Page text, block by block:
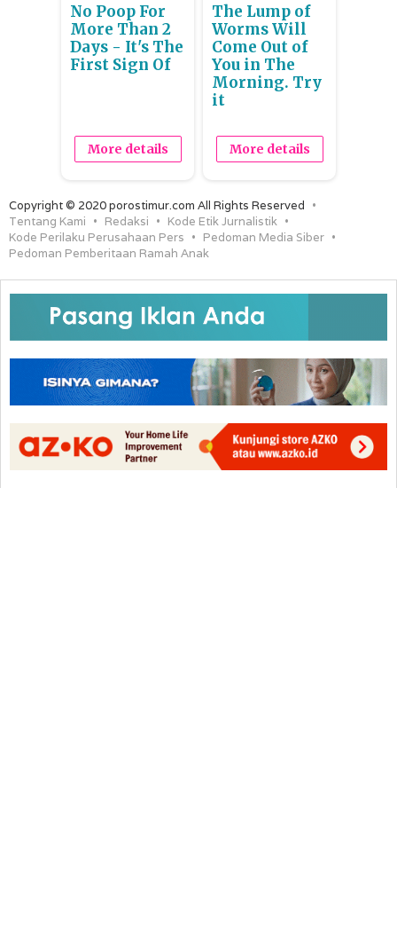
No Poop For
More Than 2
Days - It's The
First Sign Of
More details
The Lump of
Worms Will
Come Out of
You in The
Morning. Try
it
More details
Copyright © 2020 porostimur.com All Rights Reserved
Tentang Kami
Redaksi
Kode Etik Jurnalistik
Kode Perilaku Perusahaan Pers
Pedoman Media Siber
Pedoman Pemberitaan Ramah Anak